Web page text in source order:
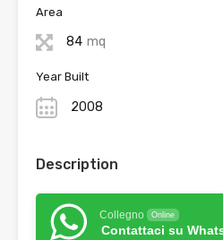
Area
84 mq
Year Built
2008
Description
Collegno Online
Contattaci su